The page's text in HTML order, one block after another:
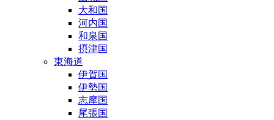
大和国
河内国
和泉国
摂津国
東海道
伊賀国
伊勢国
志摩国
尾張国